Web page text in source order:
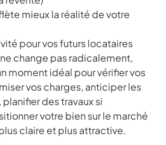
mieux la réalité de votre
pour vos futurs locataires
change pas radicalement,
moment idéal pour vérifier vos
vos charges, anticiper les
des travaux si
votre bien sur le marché
claire et plus attractive.